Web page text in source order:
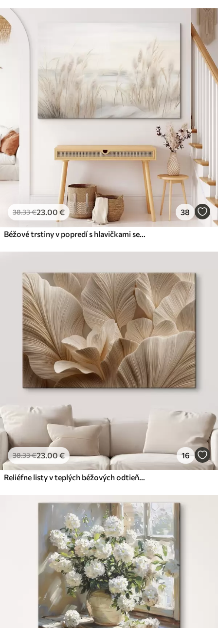
38.33€23.00 € 38
Béžové trstiny v popredí s hlavičkami semien, mäkké a jemné , rozmazané pozadie a svetlá obloha
38.33€23.00€ 16
Reliéfne listy v teplých béžových odtieňoch